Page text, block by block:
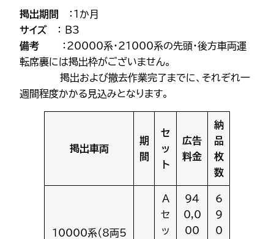
掲出期間
：1か月
サイズ ： B3
備考 ：20000系・21000系の先頭・後方車両運
転席裏には掲出枠がございません。
掲出および撤去作業完了までに、それぞれ一
週間程度かかる見込みとなります。
掲出車両
期
間
セ
ッ
ト
広告
料金
納
品
枚
数
10000系（8両5
A
セ
ッ
94
0,0
00
6
9
0